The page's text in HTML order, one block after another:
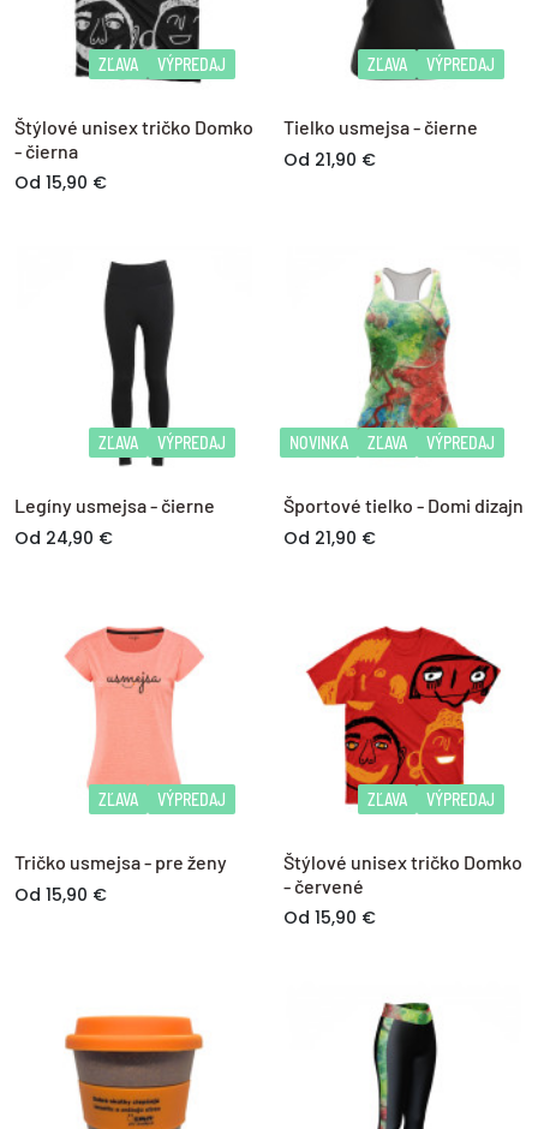
ZĽAVA VÝPREDAJ
Štýlové unisex tričko Domko
- čierna
Od 15,90 €
ZĽAVA VÝPREDAJ
Tielko usmejsa - čierne
Od 21,90 €
ZĽAVA VÝPREDAJ
Legíny usmejsa - čierne
Od 24,90 €
NOVINKA ZĽAVA VÝPREDAJ
Športové tielko - Domi dizajn
Od 21,90 €
ZĽAVA VÝPREDAJ
Tričko usmejsa - pre ženy
Od 15,90 €
ZĽAVA VÝPREDAJ
Štýlové unisex tričko Domko
- červené
Od 15,90 €